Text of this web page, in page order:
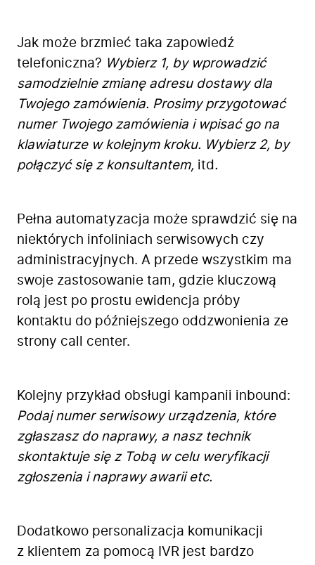
Jak może brzmieć taka zapowiedź
telefoniczna? Wybierz 1, by wprowadzić
samodzielnie zmianę adresu dostawy dla
Twojego zamówienia. Prosimy przygotować
numer Twojego zamówienia i wpisać go na
klawiaturze w kolejnym kroku. Wybierz 2, by
połączyć się z konsultantem, itd .
Pełna automatyzacja może sprawdzić się na
niektórych infoliniach serwisowych czy
administracyjnych. A przede wszystkim ma
swoje zastosowanie tam, gdzie kluczową
rolą jest po prostu ewidencja próby
kontaktu do późniejszego oddzwonienia ze
strony call center.
Kolejny przykład obsługi kampanii inbound:
Podaj numer serwisowy urządzenia, które
zgłaszasz do naprawy, a nasz technik
skontaktuje się z Tobą w celu weryfikacji
zgłoszenia i naprawy awarii etc.
Dodatkowo personalizacja komunikacji
z klientem za pomocą IVR jest bardzo